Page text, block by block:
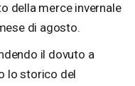
della merce invernale
di agosto.
il dovuto a
lo storico del